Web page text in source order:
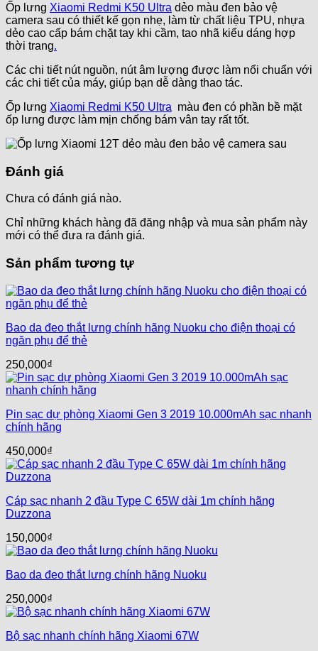
Ốp lưng Xiaomi Redmi K50 Ultra dẻo màu đen bảo vệ
camera sau có thiết kế gọn nhẹ, làm từ chất liệu TPU, nhựa
dẻo cao cấp bám chặt tay khi cầm, tao nhã kiểu dáng hợp
thời trang.
Các chi tiết nút nguồn, nút âm lượng được làm nổi chuẩn với
các chi tiết của máy, giúp bạn dễ dàng thao tác.
Ốp lưng Xiaomi Redmi K50 Ultra màu đen có phần bề mặt
ốp lưng được làm mịn chống bám vân tay rất tốt.
Đánh giá
Chưa có đánh giá nào.
Chỉ những khách hàng đã đăng nhập và mua sản phẩm này
mới có thể đưa ra đánh giá.
Sản phẩm tương tự
Bao da đeo thắt lưng chính hãng Nuoku cho điện thoại có
ngăn phụ để thẻ
250,000₫
Pin sạc dự phòng Xiaomi Gen 3 2019 10.000mAh sạc nhanh
chính hãng
450,000₫
Cáp sạc nhanh 2 đầu Type C 65W dài 1m chính hãng
Duzzona
150,000₫
Bao da đeo thắt lưng chính hãng Nuoku
250,000₫
Bộ sạc nhanh chính hãng Xiaomi 67W